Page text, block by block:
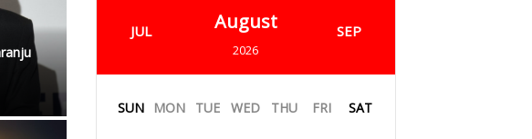
JUL August
2026
SEP
SUN MON TUE WED THU FRI SAT